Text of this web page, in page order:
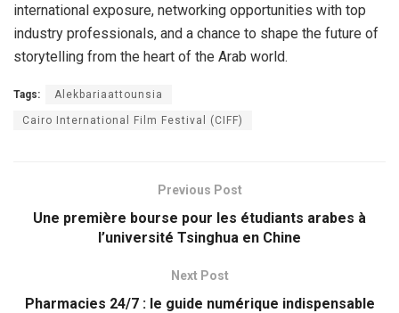
international exposure, networking opportunities with top
industry professionals, and a chance to shape the future of
storytelling from the heart of the Arab world.
Tags: Alekbariaattounsia
Cairo International Film Festival (CIFF)
Previous Post
Une première bourse pour les étudiants arabes à
l’université Tsinghua en Chine
Next Post
Pharmacies 24/7 : le guide numérique indispensable